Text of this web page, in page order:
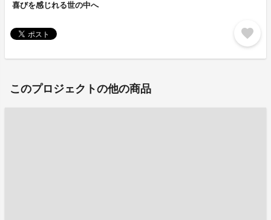
喜びを感じれる世の中へ
favorite
このプロジェクトの他の商品